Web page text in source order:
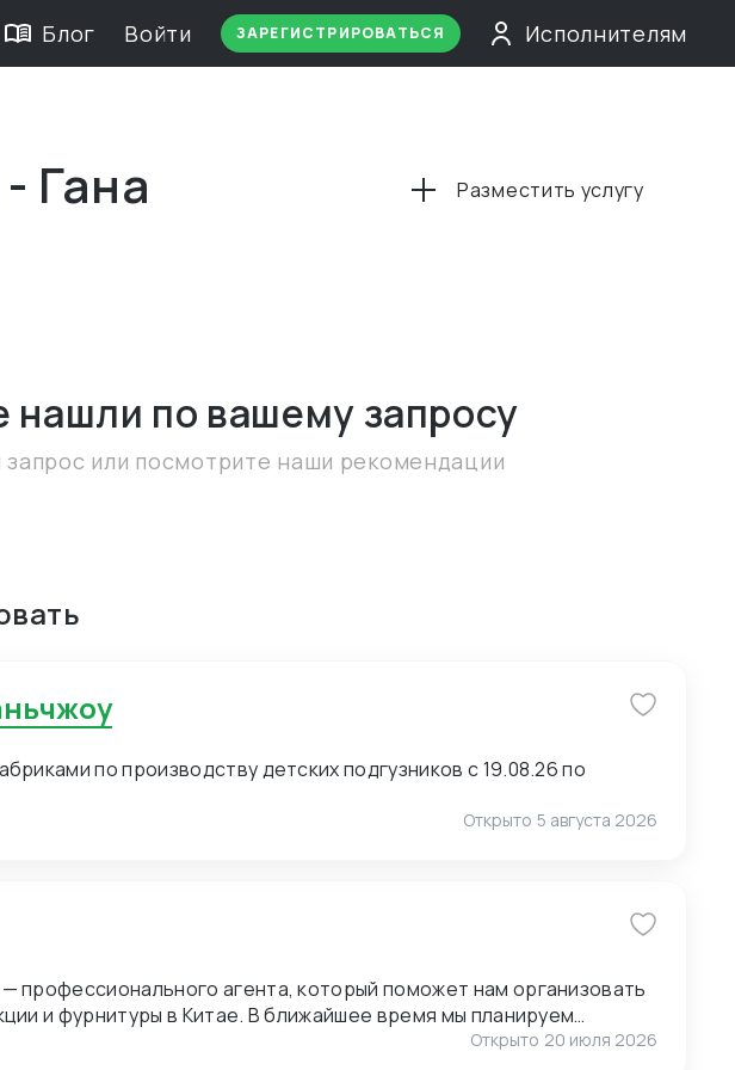
Блог Войти ЗАРЕГИСТРИРОВАТЬСЯ Исполнителям
Гана Разместить услугу
нашли по вашему запросу
или посмотрите наши рекомендации
по производству детских подгузников с 19.08.26 по
Открыто 5 августа 2026
агента, который поможет нам организовать
В ближайшее время мы планируем
потенциальными поставщиками, поэтому нам также необходимо
Открыто 20 июля 2026